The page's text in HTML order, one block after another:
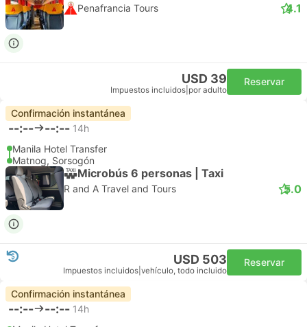
Penafrancia Tours 4.1
USD 39
Impuestos incluidos por adulto
Reservar
Confirmación instantánea
--:-- --:-- 14h
Manila Hotel Transfer
Matnog, Sorsogón
Microbús 6 personas | Taxi
R and A Travel and Tours 5.0
USD 503
Impuestos incluidos vehículo, todo incluido
Reservar
Confirmación instantánea
--:-- --:-- 14h